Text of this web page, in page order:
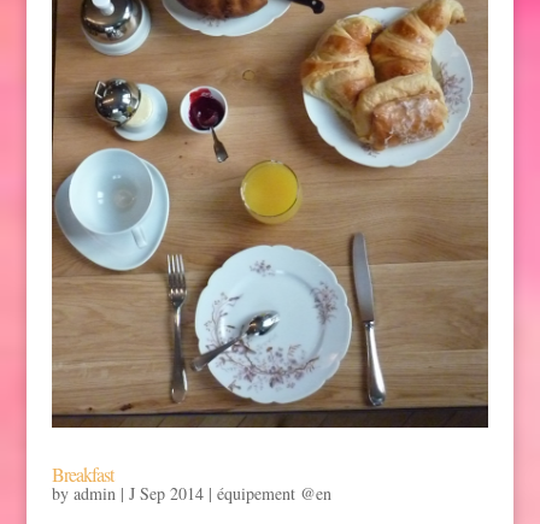
Breakfast
by admin | J Sep 2014| équipement @en